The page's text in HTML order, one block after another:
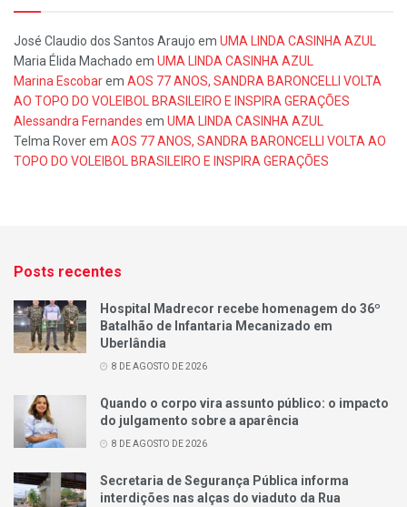
José Claudio dos Santos Araujo em UMA LINDA CASINHA AZUL
Maria Élida Machado em UMA LINDA CASINHA AZUL
Marina Escobarem AOS 77 ANOS, SANDRA BARONCELLI VOLTA
AO TOPO DO VOLEIBOL BRASILEIRO E INSPIRA GERAÇÕES
Alessandra Fernandes em UMA LINDA CASINHA AZUL
Telma Roverem AOS 77 ANOS, SANDRA BARONCELLI VOLTA AO
TOPO DO VOLEIBOL BRASILEIRO E INSPIRA GERAÇÕES
Posts recentes
Hospital Madrecor recebe homenagem do 36º
Batalhão de Infantaria Mecanizado em
Uberlândia
8 DE AGOSTO DE 2026
Quando o corpo vira assunto público: o impacto
do julgamento sobre a aparência
8 DE AGOSTO DE 2026
Secretaria de Segurança Pública informa
interdições nas alças do viaduto da Rua